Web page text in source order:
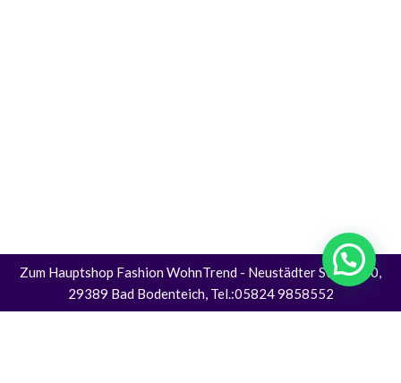
Zum Hauptshop Fashion WohnTrend - Neustädter Straße 30,
29389 Bad Bodenteich, Tel.:05824 9858552